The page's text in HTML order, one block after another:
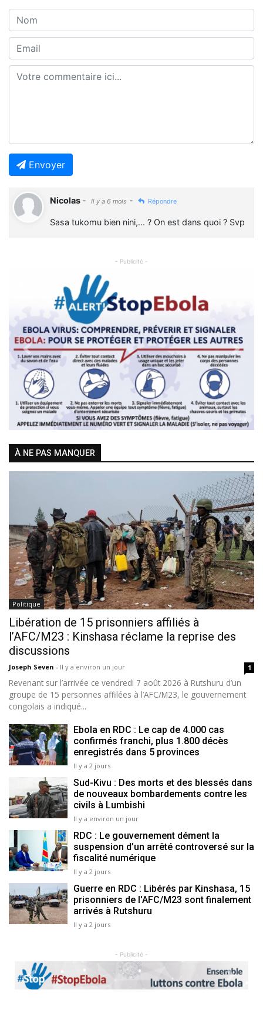
Envoyer
Nicolas - Il y a 6 mois - Répondre
Sasa tukomu bien nini,... ? On est dans quoi ? Svp
- Publicité -
Previous Next
À NE PAS MANQUER
Politique
Libération de 15 prisonniers affiliés à
l’AFC/M23 : Kinshasa réclame la reprise des
discussions
Joseph Seven - Il y a environ un jour 1
Revenant sur l’arrivée ce vendredi 7 août 2026 à Rutshuru d’un
groupe de 15 personnes affilées à l’AFC/M23, le gouvernement
congolais a indiqué...
Ebola en RDC : Le cap de 4.000 cas
confirmés franchi, plus 1.800 décès
enregistrés dans 5 provinces
Il y a 2 jours
Sud-Kivu : Des morts et des blessés dans
de nouveaux bombardements contre les
civils à Lumbishi
Il y a environ un jour
RDC : Le gouvernement dément la
suspension d’un arrêté controversé sur la
fiscalité numérique
Il y a 2 jours
Guerre en RDC : Libérés par Kinshasa, 15
prisonniers de l'AFC/M23 sont finalement
arrivés à Rutshuru
Il y a 2 jours
- Publicité -
Previous Next